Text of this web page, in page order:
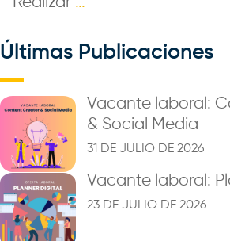
Últimas Publicaciones
Vacante laboral:
& Social Media
31 DE JULIO DE 2026
Vacante laboral:
23 DE JULIO DE 2026